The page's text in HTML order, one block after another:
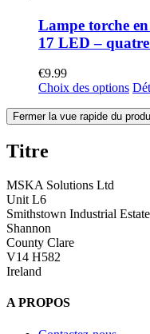
Lampe torche
17 LED –
€9.99
Choix des options
Fermer la vue rapide du
Titre
MSKA Solutions Ltd
Unit L6
Smithstown Industrial Estate
Shannon
County Clare
V14 H582
Ireland
A PROPOS